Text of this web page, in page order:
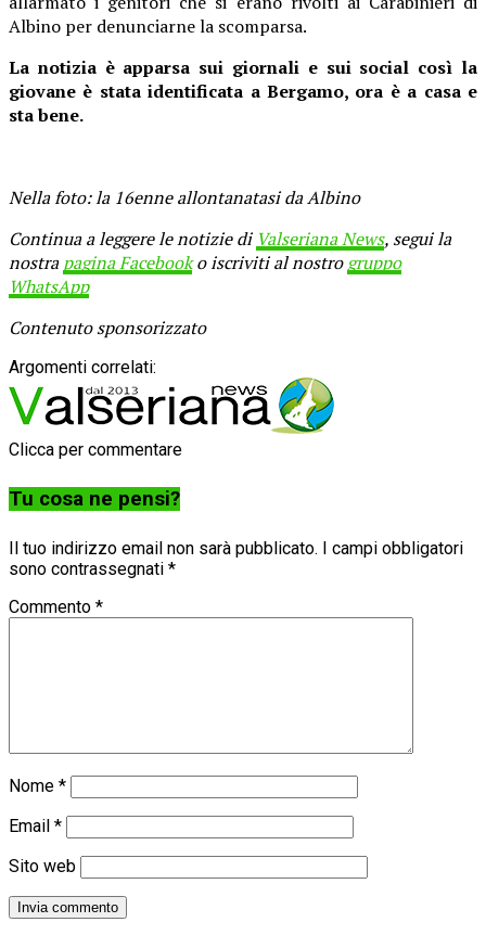
Albino per denunciarne la scomparsa.
La notizia è apparsa sui giornali e sui social così la
giovane è stata identificata a Bergamo, ora è a casa e
sta bene.
Nella foto: la 16enne allontanatasi da Albino
Continua a leggere le notizie di Valseriana News, segui la
nostrapagina Facebooko iscriviti al nostrogruppo
WhatsApp
Contenuto sponsorizzato
Argomenti correlati:
Clicca per commentare
Tu cosa ne pensi?
Il tuo indirizzo email non sarà pubblicato. I campi obbligatori
sono contrassegnati *
Commento *
Nome *
Email *
Sito web